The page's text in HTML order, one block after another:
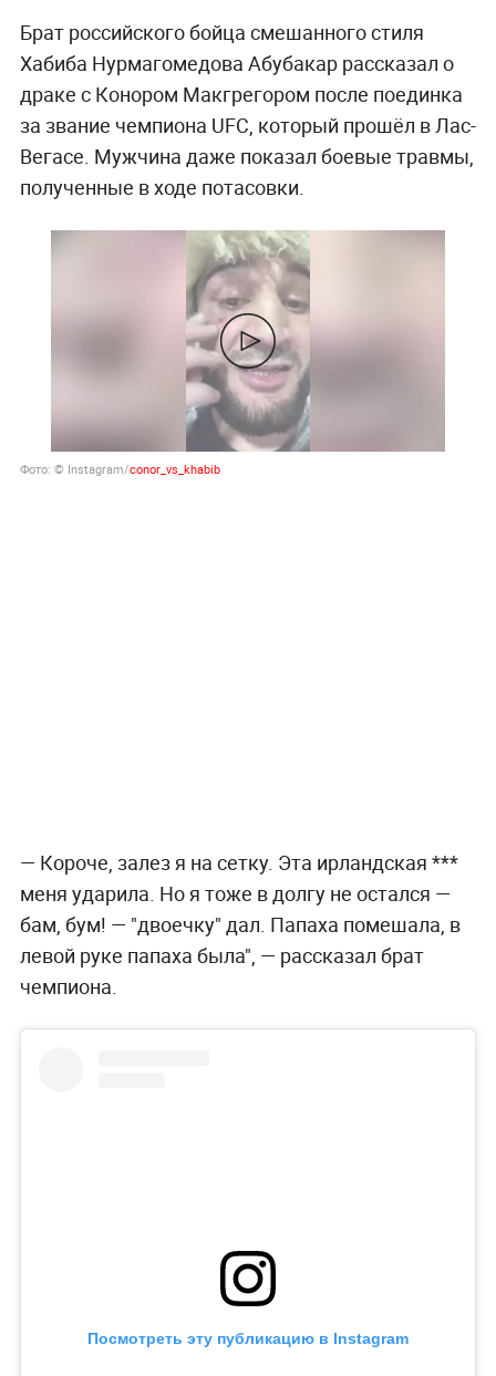
Брат российского бойца смешанного стиля
Хабиба Нурмагомедова Абубакар рассказал о
драке с Конором Макгрегором после поединка
за звание чемпиона UFC, который прошёл в Лас-
Вегасе. Мужчина даже показал боевые травмы,
полученные в ходе потасовки.
Фото: © Instagram/conor_vs_khabib
— Короче, залез я на сетку. Эта ирландская ***
меня ударила. Но я тоже в долгу не остался —
бам, бум! — "двоечку" дал. Папаха помешала, в
левой руке папаха была", — рассказал брат
чемпиона.
Посмотреть эту публикацию в Instagram